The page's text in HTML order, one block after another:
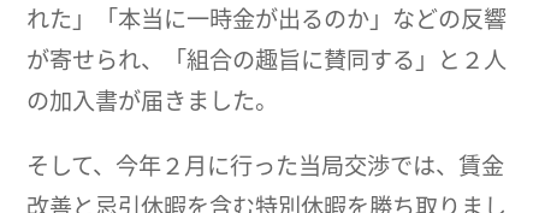
れた」「本当に一時金が出るのか」などの反響
が寄せられ、「組合の趣旨に賛同する」と２人
の加入書が届きました。
そして、今年２月に行った当局交渉では、賃金
改善と忌引休暇を含む特別休暇を勝ち取りまし